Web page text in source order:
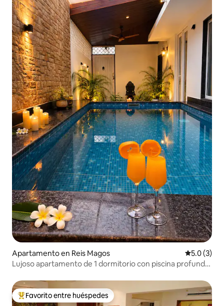
Apartamento en Reis Magos
5.0 (3)
Lujoso apartamento de 1 dormitorio con piscina profunda
Favorito entre huéspedes preferido
Favorito entre huéspedes